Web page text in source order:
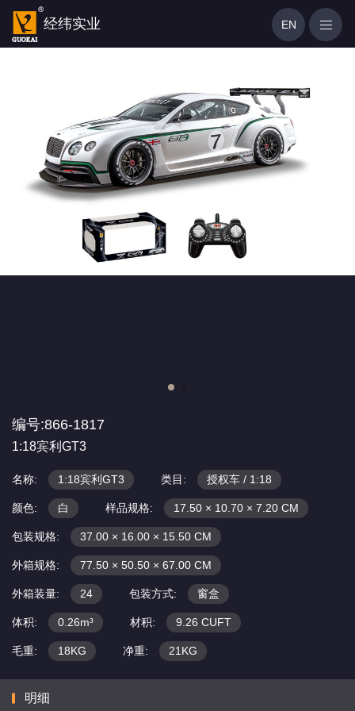
经纬实业 EN
编号:866-1817
1:18宾利GT3
名称: 1:18宾利GT3 类目: 授权车 / 1:18
颜色: 白 样品规格: 17.50 × 10.70 × 7.20 CM
包装规格: 37.00 × 16.00 × 15.50 CM
外箱规格: 77.50 × 50.50 × 67.00 CM
外箱装量: 24 包装方式: 窗盒
体积: 0.26m³ 材积: 9.26 CUFT
毛重: 18KG 净重: 21KG
明细